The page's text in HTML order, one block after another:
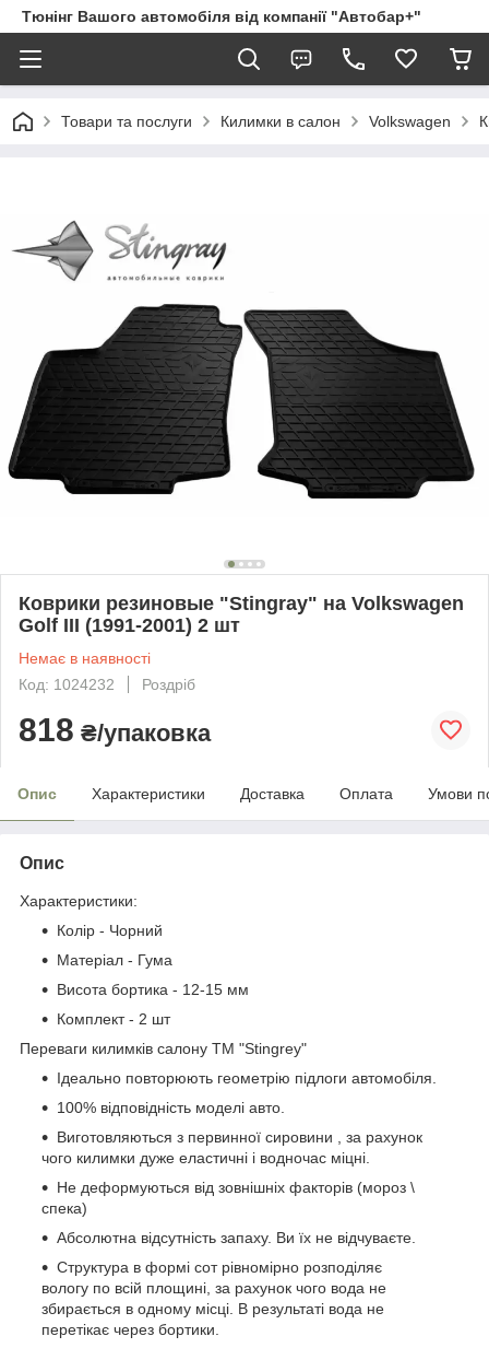
Тюнінг Вашого автомобіля від компанії "Автобар+"
Товари та послуги Килимки в салон Volkswagen
Коврики резиновые "Stingray" на Volkswagen
Golf III (1991-2001) 2 шт
Немає в наявності
Код: 1024232
Роздріб
818 ₴/упаковка
Опис Характеристики Доставка Оплата Умови
Опис
Характеристики:
Колір - Чорний
Матеріал - Гума
Висота бортика - 12-15 мм
Комплект - 2 шт
Переваги килимків салону ТМ "Stingrey"
Ідеально повторюють геометрію підлоги автомобіля.
100% відповідність моделі авто.
Виготовляються з первинної сировини , за рахунок
чого килимки дуже еластичні і водночас міцні.
Не деформуються від зовнішніх факторів (мороз \
спека)
Абсолютна відсутність запаху. Ви їх не відчуваєте.
Структура в формі сот рівномірно розподіляє
вологу по всій площині, за рахунок чого вода не
збирається в одному місці. В результаті вода не
перетікає через бортики.